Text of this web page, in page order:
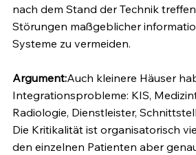
nach dem Stand der Technik
Störungen maßgeblicher
Systeme zu vermeiden.
Argument:Auch kleinere Häuser
Integrationsprobleme: KIS,
Radiologie, Dienstleister,
Die Kritikalität ist organisatorisch
den einzelnen Patienten aber